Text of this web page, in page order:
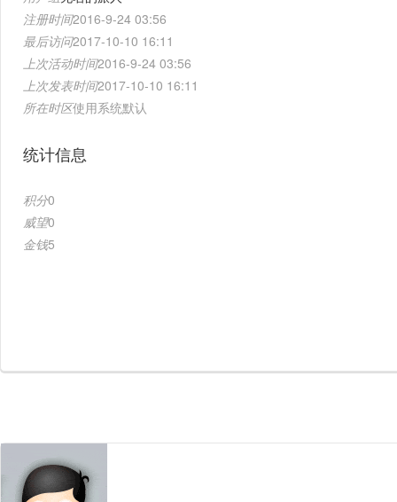
注册时间2016-9-24 03:56
最后访问2017-10-10 16:11
上次活动时间2016-9-24 03:56
上次发表时间2017-10-10 16:11
所在时区使用系统默认
统计信息
积分0
威望0
金钱5